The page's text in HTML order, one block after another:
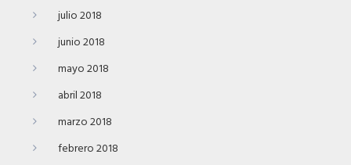
julio 2018
junio 2018
mayo 2018
abril 2018
marzo 2018
febrero 2018